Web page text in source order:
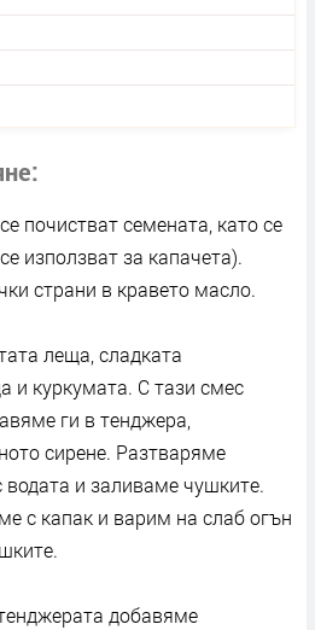
почистват семената, като се
използват за капачета).
страни в кравето масло.
леща, сладката
и куркумата. С тази смес
ги в тенджера,
сирене. Разтваряме
водата и заливаме чушките.
с капак и варим на слаб огън
добавяме